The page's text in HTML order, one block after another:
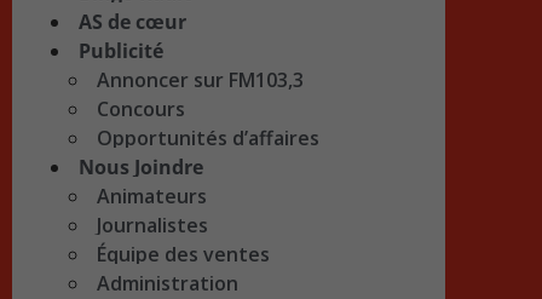
AS de cœur
Publicité
Annoncer sur FM103,3
Concours
Opportunités d’affaires
Nous Joindre
Animateurs
Journalistes
Équipe des ventes
Administration